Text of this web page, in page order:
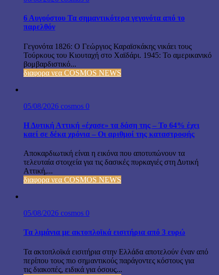
6 Αυγούστου Τα σημαντικότερα γεγονότα από το
παρελθόν
Γεγονότα 1826: Ο Γεώργιος Καραϊσκάκης νικάει τους
Τούρκους του Κιουταχή στο Χαϊδάρι. 1945: Το αμερικανικό
βομβαρδιστικό...
διαφορα νεα COSMOS NEWS
05/08/2026 cosmos 0
Η Δυτική Αττική «έχασε» τα δάση της – Το 64% έχει
καεί σε δέκα χρόνια – Οι αριθμοί της καταστροφής
Αποκαρδιωτική είναι η εικόνα που αποτυπώνουν τα
τελευταία στοιχεία για τις δασικές πυρκαγιές στη Δυτική
Αττική,...
διαφορα νεα COSMOS NEWS
05/08/2026 cosmos 0
Τα λιμάνια με ακτοπλοϊκά εισιτήρια από 3 ευρώ
Τα ακτοπλοϊκά εισιτήρια στην Ελλάδα αποτελούν έναν από
περίπου τους πιο σημαντικούς παράγοντες κόστους για
τις διακοπές, ειδικά για όσους...